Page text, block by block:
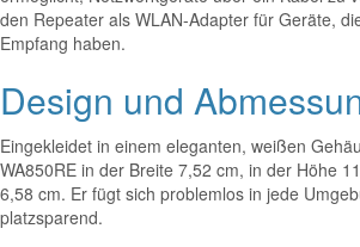
den Repeater als WLAN-Adapter für Geräte,
Empfang haben.
Design und
Eingekleidet in einem eleganten, weißen
WA850RE in der Breite 7,52 cm, in der Höhe
6,58 cm. Er fügt sich problemlos in jede
platzsparend.